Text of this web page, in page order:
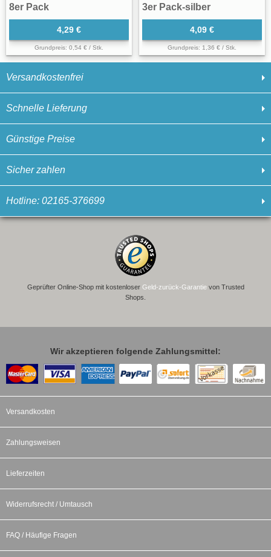
Versandkostenfrei
Schnelle Lieferung
Günstige Preise
Sicher zahlen
Hotline: 02165-376699
8er Pack
4,29 €
Grundpreis: 0,54 € / Stk.
3er Pack-silber
4,09 €
Grundpreis: 1,36 € / Stk.
Geprüfter Online-Shop mit kostenloser Geld-zurück-Garantievon Trusted
Shops.
Wir akzeptieren folgende Zahlungsmittel:
Versandkosten
Zahlungsweisen
Lieferzeiten
Widerrufsrecht / Umtausch
FAQ / Häufige Fragen